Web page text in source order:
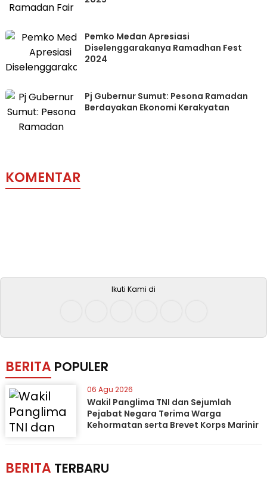
Pemko Medan Apresiasi
Diselenggarakanya Ramadhan Fest
2024
Pj Gubernur Sumut: Pesona Ramadan
Berdayakan Ekonomi Kerakyatan
KOMENTAR
Ikuti Kami di
BERITA POPULER
06 Agu 2026
Wakil Panglima TNI dan Sejumlah
Pejabat Negara Terima Warga
Kehormatan serta Brevet Korps Marinir
BERITA TERBARU